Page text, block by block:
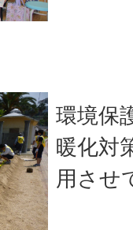
環境保
暖化対
用させ